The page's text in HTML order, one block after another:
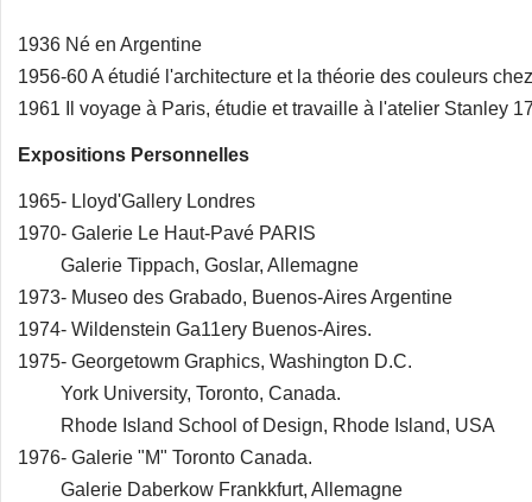
1936 Né en Argentine
1956-60 A étudié l'architecture et la théorie des couleurs
1961 Il voyage à Paris, étudie et travaille à l'atelier Stanley
Expositions Personnelles
1965- Lloyd'Gallery Londres
1970- Galerie Le Haut-Pavé PARIS
Galerie Tippach, Goslar, Allemagne
1973- Museo des Grabado, Buenos-Aires Argentine
1974- Wildenstein Ga11ery Buenos-Aires.
1975- Georgetowm Graphics, Washington D.C.
York University, Toronto, Canada.
Rhode Island School of Design, Rhode Island, USA
1976- Galerie "M" Toronto Canada.
Galerie Daberkow Frankkfurt, Allemagne